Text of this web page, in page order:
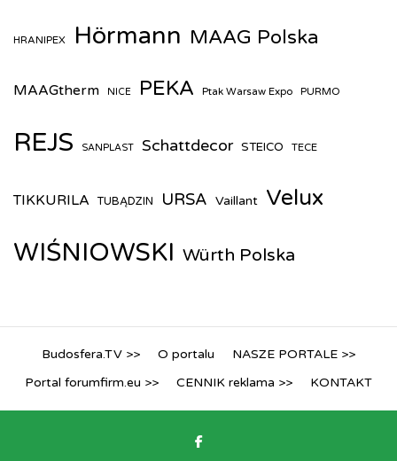
HRANIPEX Hörmann MAAG Polska
MAAGtherm NICE PEKA Ptak Warsaw Expo PURMO
REJS SANPLAST Schattdecor STEICO TECE
TIKKURILA TUBĄDZIN URSA Vaillant Velux
WIŚNIOWSKI Würth Polska
Budosfera.TV >> O portalu
NASZE PORTALE >>
Portal forumfirm.eu >>
CENNIK reklama >> KONTAKT